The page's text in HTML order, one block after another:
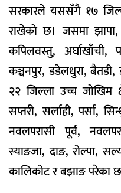
सरकारले यससँगै १७
राखेको छ। जसमा झापा,
कपिलवस्तु, अर्घाखाँची,
कञ्चनपुर, डडेलधुरा,
२२ जिल्ला उच्च जोखिम
सप्तरी, सर्लाही, पर्सा,
नवलपरासी पूर्व,
स्याङजा, दाङ, रोल्पा,
कालिकोट र बझाङ परेका